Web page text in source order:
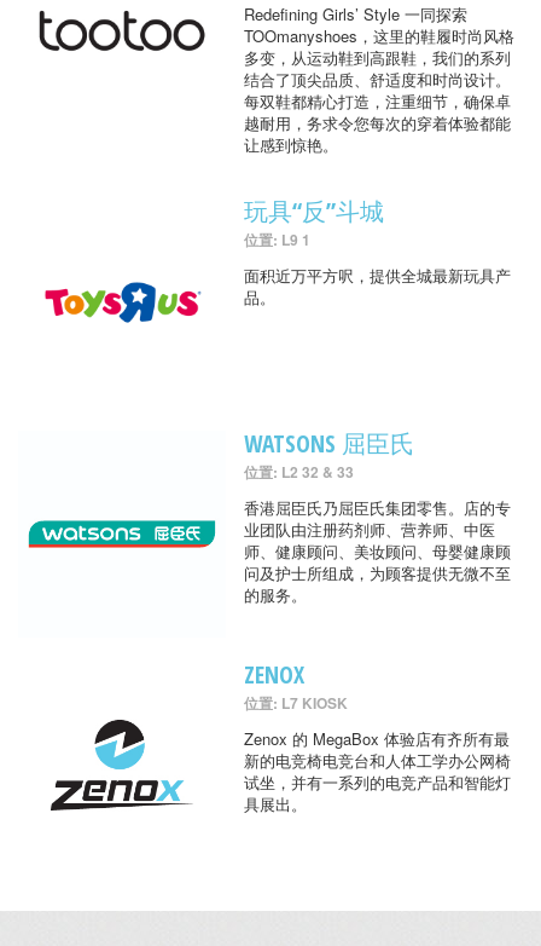
Redefining Girls’ Style 一同探索
TOOmanyshoes，这里的鞋履时尚风格
多变，从运动鞋到高跟鞋，我们的系列
结合了顶尖品质、舒适度和时尚设计。
每双鞋都精心打造，注重细节，确保卓
越耐用，务求令您每次的穿着体验都能
让感到惊艳。
玩具“反”斗城
位置: L9 1
面积近万平方呎，提供全城最新玩具产
品。
WATSONS 屈臣氏
位置: L2 32 & 33
香港屈臣氏乃屈臣氏集团零售。店的专
业团队由注册药剂师、营养师、中医
师、健康顾问、美妆顾问、母婴健康顾
问及护士所组成，为顾客提供无微不至
的服务。
ZENOX
位置: L7 KIOSK
Zenox 的 MegaBox 体验店有齐所有最
新的电竞椅电竞台和人体工学办公网椅
试坐，并有一系列的电竞产品和智能灯
具展出。